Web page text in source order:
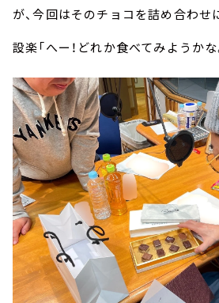
が、今回はそのチョコを詰め合わせ
設楽「へー！どれか食べてみようかな